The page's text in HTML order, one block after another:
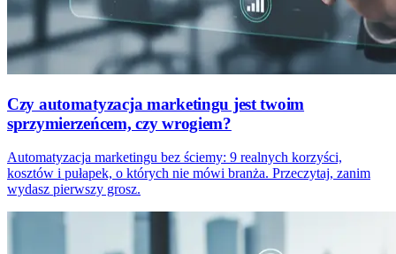
Czy automatyzacja marketingu jest twoim
sprzymierzeńcem, czy wrogiem?
Automatyzacja marketingu bez ściemy: 9 realnych korzyści,
kosztów i pułapek, o których nie mówi branża. Przeczytaj, zanim
wydasz pierwszy grosz.